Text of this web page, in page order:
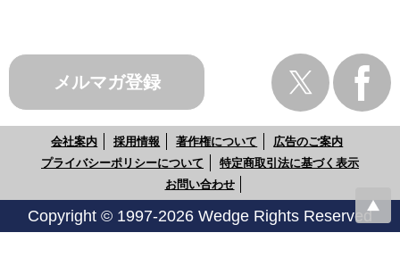
メルマガ登録
会社案内 採用情報 著作権について
広告のご案内
プライバシーポリシーについて
特定商取引法に基づく表示
お問い合わせ
Copyright © 1997-2026 Wedge Rights Reserved